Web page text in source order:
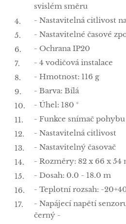
svislém směru
- Nastavitelná citlivost
- Nastavitelné časové
- Ochrana IP20
- 4 vodičová instalace
- Hmotnost: 116 g
- Barva: Bílá
- Úhel: 180 °
- Funkce snímač pohybu
- Nastavitelná citlivost
- Nastavitelný časovač
- Rozměry: 82 x 66 x 54
- Dosah: 0.0 - 18.0 m
- Teplotní rozsah: -
- Napájecí napětí
černý -